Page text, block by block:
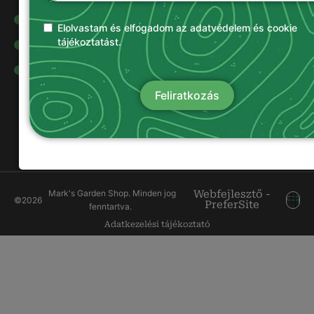
kenőanyagok
Damilok
Munkavédelmi
ruházat
©2026
Mark's Garden Shop. Minden jog
fenntartva.
Webfejlesztő -
PreferSite
Adatkezelési tájékoztató
Elolvastam és elfogadom az adatvédelem és cookie
tájékoztatást.
Feliratkozás